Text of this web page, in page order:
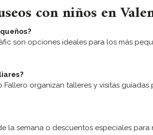
con niños en
son opciones ideales para los más
organizan talleres y visitas guiadas
la semana o descuentos especiales para